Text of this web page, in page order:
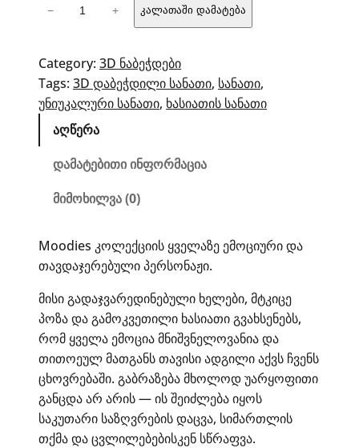
სანათი
–
გაბუტული
− + კალათაში დამატება
Category: 3D ნაბეჭდები
Tags: 3D დაბეჭდილი სანათი, სანათი
უნიუკალური სანათი, ხასიათის სანათი
აღწერა
დამატებითი ინფორმაცია
მიმოხილვა (0)
Moodies კოლექციის ყველაზე ემოციური და
თავდაჯერებული პერსონაჟი.
მისი გადაჯვარედინებული ხელები, მტკიცე
პოზა და გამოკვეთილი ხასიათი გვახსენებს,
რომ ყველა ემოცია მნიშვნელოვანია და
თითოეულ მათგანს თავისი ადგილი აქვს ჩვენს
ცხოვრებაში. გაბრაზება მხოლოდ უარყოფითი
განცდა არ არის — ის შეიძლება იყოს
საკუთარი საზღვრების დაცვა, სიმართლის
თქმა და ცვლილებებისკენ სწრაფვა.